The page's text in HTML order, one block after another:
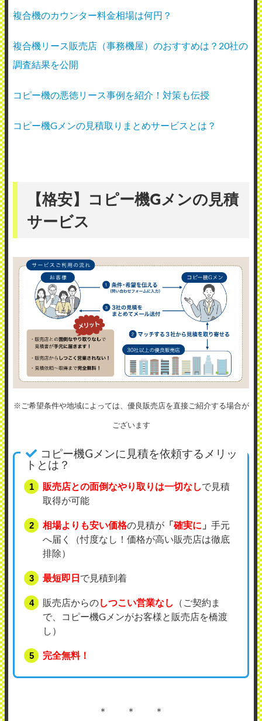
複合機のカウンター料金相場は何円？
複合機リース販売店（事務機屋）のおすすめは？20社の
調査結果を公開
コピー機の悪徳リース事例を紹介！対策も伝授
コピー機Gメンの見積取りまとめサービスとは？
【格安】コピー機Gメンの見積
サービス
※ご希望条件や地域によっては、優良販売店を直接ご紹介する場合が
ございます
コピー機Gメンに見積を依頼するメリッ
トとは？
販売店との面倒なやり取りは一切なしで見積
取得が可能
相場よりも安い価格の見積が 「確実に 」 手元
へ届く（忖度なし！価格が高い販売店は徹底
排除）
最短即日で見積到着
販売店からのしつこい営業なし
（ご契約ま
で、コピー機Gメンがお客様と販売店を橋渡
し）
完全無料！
＊ ＊ ＊